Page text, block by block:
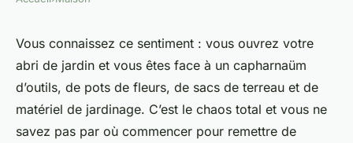
Comment optimiser le
rangement des outils de jardin
dans un abri extérieur ?
Anna• 1 avril 2024•6 min de lecture
Vous connaissez ce sentiment : vous ouvrez votre
abri de jardin et vous êtes face à un capharnaüm
d’outils, de pots de fleurs, de sacs de terreau et de
matériel de jardinage. C’est le chaos total et vous ne
savez pas par où commencer pour remettre de